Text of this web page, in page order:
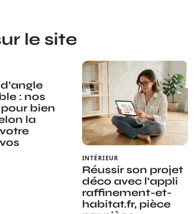
le site
: nos
bien
la
INTÉRIEUR
Réussir son projet
déco avec l’appli
raffinement-et-
habitat.fr, pièce